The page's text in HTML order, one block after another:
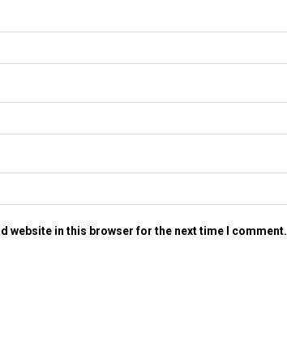
website in this browser for the next time I comment.